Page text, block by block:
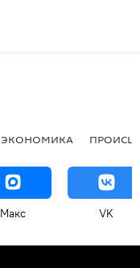
ЭКОНОМИКА
Макс VK